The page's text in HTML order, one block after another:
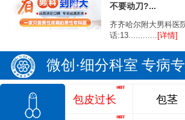
不要动刀?...
齐齐哈尔附大男科医
话:13............ [详情]
微创·细分科室 专病
包皮过长 包茎